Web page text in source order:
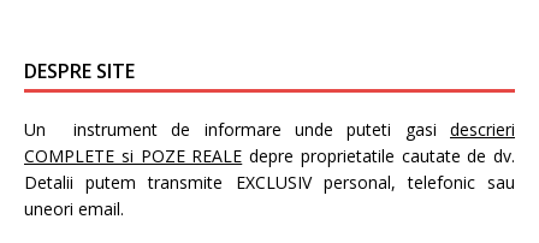
DESPRE SITE
Un instrument de informare unde puteti gasi descrieri
COMPLETE si POZE REALE depre proprietatile cautate de dv.
Detalii putem transmite EXCLUSIV personal, telefonic sau
uneori email.